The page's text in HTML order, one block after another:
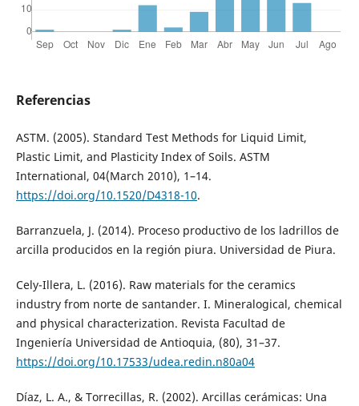
Referencias
ASTM. (2005). Standard Test Methods for Liquid Limit,
Plastic Limit, and Plasticity Index of Soils. ASTM
International, 04(March 2010), 1–14.
https://doi.org/10.1520/D4318-10.
Barranzuela, J. (2014). Proceso productivo de los ladrillos de
arcilla producidos en la región piura. Universidad de Piura.
Cely-Illera, L. (2016). Raw materials for the ceramics
industry from norte de santander. I. Mineralogical, chemical
and physical characterization. Revista Facultad de
Ingeniería Universidad de Antioquia, (80), 31–37.
https://doi.org/10.17533/udea.redin.n80a04
Díaz, L. A., & Torrecillas, R. (2002). Arcillas cerámicas: Una